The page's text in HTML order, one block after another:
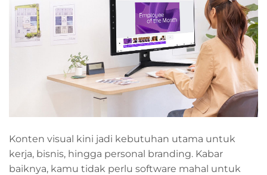
Konten visual kini jadi kebutuhan utama untuk
kerja, bisnis, hingga personal branding. Kabar
baiknya, kamu tidak perlu software mahal untuk